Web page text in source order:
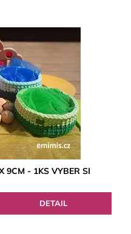
9CM - 1KS VYBER SI
DETAIL